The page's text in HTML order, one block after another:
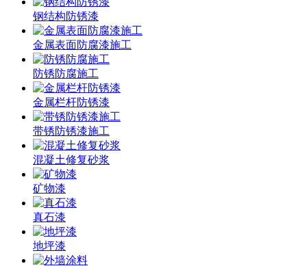
钢结构防锈漆
金属表面防腐漆施工
防锈防腐施工
金属栏杆防锈漆
带锈防锈漆施工
混凝土修复砂浆
矿物漆
真石漆
地坪漆